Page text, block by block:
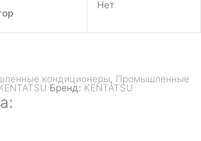
Нет
кондиционеры, Промышленные
Бренд: KENTATSU